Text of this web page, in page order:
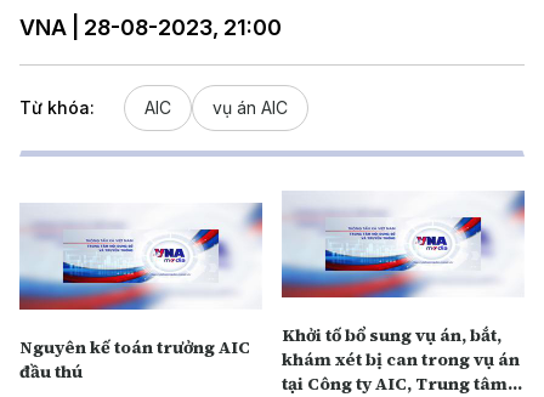
VNA | 28-08-2023, 21:00
Từ khóa: AIC vụ án AIC
Nguyên kế toán trưởng AIC
đầu thú
Khởi tố bổ sung vụ án, bắt,
khám xét bị can trong vụ án
tại Công ty AIC, Trung tâm